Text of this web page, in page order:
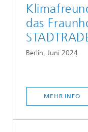
das
Berlin, Juni 2024
MEHR INFO